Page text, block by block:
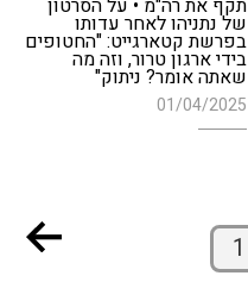
תקף את רה"מ • על הסרטון
של נתניהו לאחר עדותו
בפרשת קטארגייט: "החטופים
בידי ארגון טרור, וזה מה
שאתה אומר? ניתוק"
01/04/2025